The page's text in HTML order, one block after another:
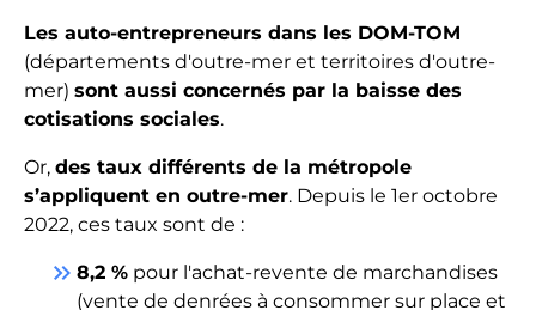
Les auto-entrepreneurs dans les DOM-TOM
(départements d'outre-mer et territoires d'outre-
mer) sont aussi concernés par la baisse des
cotisations sociales.
Or, des taux différents de la métropole
s’appliquent en outre-mer. Depuis le 1er octobre
2022, ces taux sont de :
keyboard_double_arrow_right 8,2 % pour l'achat-revente de marchandises
(vente de denrées à consommer sur place et